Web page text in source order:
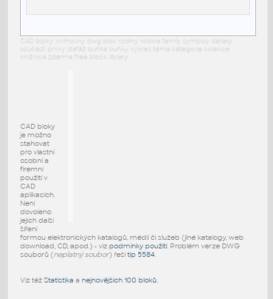
CAD bloky: knihovny dwg blok rodiny rodina family symboly detaily
součásti prvky stafáž buňka buňky výkres téma kategorie kolekce
knižnica zdarma free block library
CAD bloky
je možno
stahovat
pro vlastní
osobní a
firemní
použití v
CAD
aplikacích.
Není
dovoleno
jejich další
šíření
formou elektronických katalogů, médií či služeb (jiné katalogy, web
download, CD, apod.) - viz podmínky použití. Problém verze DWG
souborů (neplatný soubor) řešítip 5584.
Viz též Statistika a nejnovějších 100 bloků.